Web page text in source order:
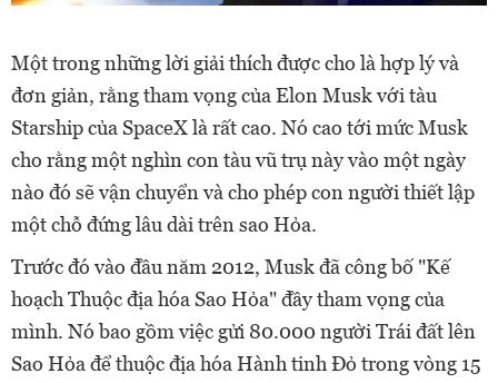
Một trong những lời giải thích được cho là hợp lý và
đơn giản, rằng tham vọng của Elon Musk với tàu
Starship của SpaceX là rất cao. Nó cao tới mức Musk
cho rằng một nghìn con tàu vũ trụ này vào một ngày
nào đó sẽ vận chuyển và cho phép con người thiết lập
một chỗ đứng lâu dài trên sao Hỏa.
Trước đó vào đầu năm 2012, Musk đã công bố "Kế
hoạch Thuộc địa hóa Sao Hỏa" đầy tham vọng của
mình. Nó bao gồm việc gửi 80.000 người Trái đất lên
Sao Hỏa để thuộc địa hóa Hành tinh Đỏ trong vòng 15